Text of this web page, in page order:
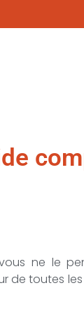
ne le
de toutes